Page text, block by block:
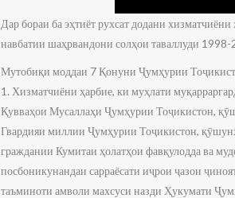
Дар бораи ба эҳтиёт рухсат додани
навбатии шаҳрвандони солҳои таваллуди
Мутобиқи моддаи 7 Қонуни Ҷумҳурии
1. Хизматчиёни ҳарбие, ки муҳлати
Қувваҳои Мусаллаҳи Ҷумҳурии Тоҷикистон,
Гвардияи миллии Ҷумҳурии Тоҷикистон,
граждании Кумитаи ҳолатҳои фавқулодда ва
посбоникунандаи сарраёсати иҷрои ҷазои
таъминоти амволи махсуси назди Ҳукумати